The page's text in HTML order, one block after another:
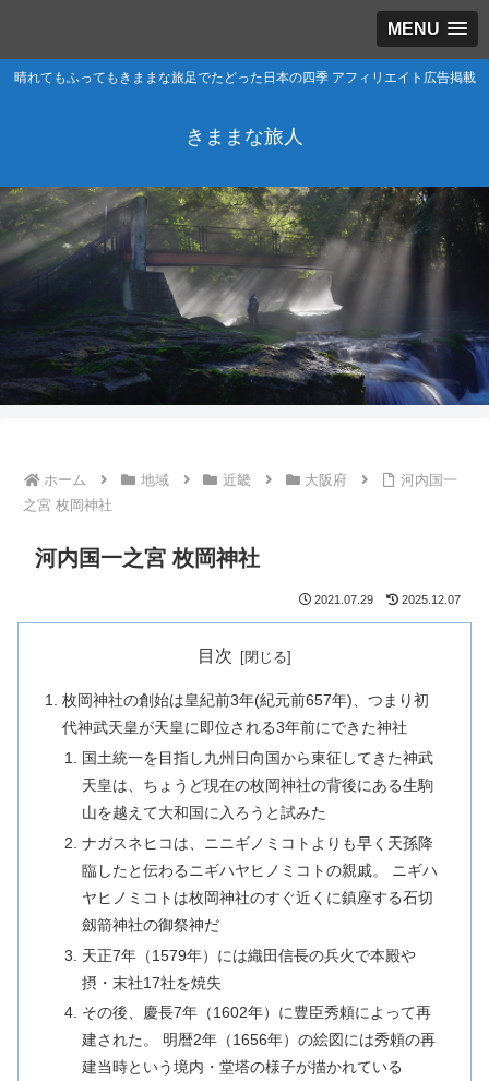
MENU
晴れてもふってもきままな旅足でたどった日本の四季 アフィリエイト広告掲載
きままな旅人
ホーム 地域 近畿 大阪府
河内国一
之宮 枚岡神社
河内国一之宮 枚岡神社
2021.07.29 2025.12.07
目次
枚岡神社の創始は皇紀前3年(紀元前657年)、つまり初
代神武天皇が天皇に即位される3年前にできた神社
国土統一を目指し九州日向国から東征してきた神武
天皇は、ちょうど現在の枚岡神社の背後にある生駒
山を越えて大和国に入ろうと試みた
ナガスネヒコは、ニニギノミコトよりも早く天孫降
臨したと伝わるニギハヤヒノミコトの親戚。 ニギハ
ヤヒノミコトは枚岡神社のすぐ近くに鎮座する石切
劔箭神社の御祭神だ
天正7年（1579年）には織田信長の兵火で本殿や
摂・末社17社を焼失
その後、慶長7年（1602年）に豊臣秀頼によって再
建された。 明暦2年（1656年）の絵図には秀頼の再
建当時という境内・堂塔の様子が描かれている